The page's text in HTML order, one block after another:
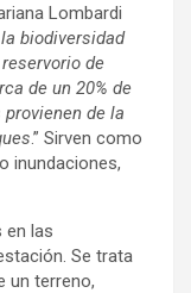
Lombardi
biodiversidad
de
de un 20% de
de la
.” Sirven como
inundaciones,
en las
Se trata
un terreno,